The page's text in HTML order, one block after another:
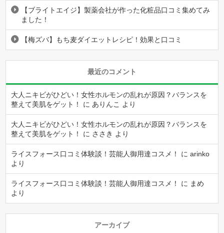
【ブライトエイジ】製薬会社が作った化粧品口コミ集めてみ
ました！
【梅ズバ】もち麦ダイエットレシピ！効果と口コミ
最近のコメント
大人ニキビがひどい！女性ホルモンの乱れが原因？バランスを
整えて美肌をゲット！
に ありんこ より
大人ニキビがひどい！女性ホルモンの乱れが原因？バランスを
整えて美肌をゲット！
に ささき より
ライスフォース口コミ体験談！芸能人御用達コスメ！ にarinko
より
ライスフォース口コミ体験談！芸能人御用達コスメ！ に まめ
より
アーカイブ